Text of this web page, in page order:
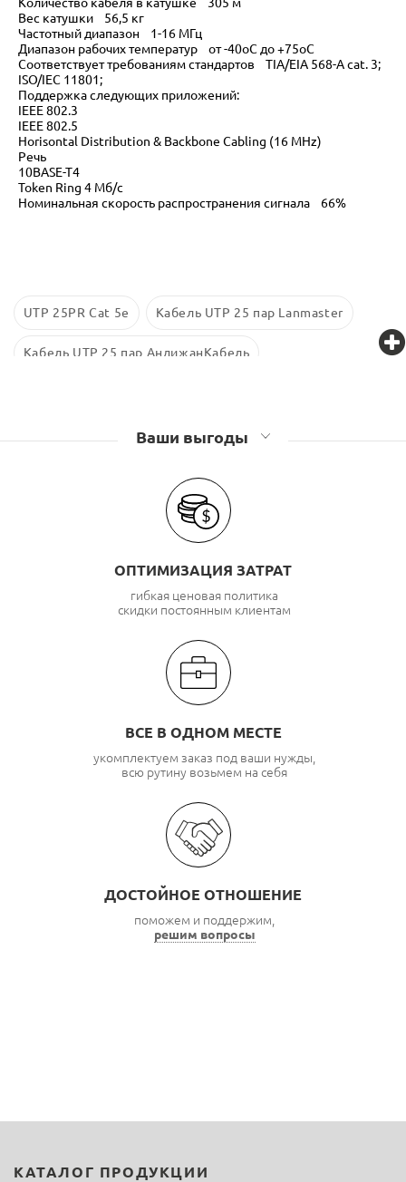
Вес катушки 56,5 кг
Частотный диапазон 1-16 МГц
Диапазон рабочих температур от -40oС до +75oС
Соответствует требованиям стандартов TIA/EIA 568-A cat. 3;
ISO/IEC 11801;
Поддержка следующих приложений:
IEEE 802.3
IEEE 802.5
Horisontal Distribution & Backbone Cabling (16 MHz)
Речь
10BASE-T4
Token Ring 4 Мб/с
Номинальная скорость распространения сигнала 66%
UTP 25PR Cat 5e Кабель UTP 25 пар Lanmaster
Кабель UTP 25 пар АндижанКабель
Кабель UTP 25 пар TopLAN Кабель UTP 25 пар NetLAN
Кабель UTP 25 пар TWT
Ваши выгоды
ОПТИМИЗАЦИЯ ЗАТРАТ
гибкая ценовая политика
скидки постоянным клиентам
ВСЕ В ОДНОМ МЕСТЕ
укомплектуем заказ под ваши нужды,
всю рутину возьмем на себя
ДОСТОЙНОЕ ОТНОШЕНИЕ
поможем и поддержим,
решим вопросы
КАТАЛОГ ПРОДУКЦИИ